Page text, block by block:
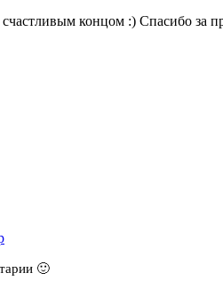
счастливым концом :) Спасибо за
🙂